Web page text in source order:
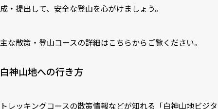
成・提出して、安全な登山を心がけましょう。
主な散策・登山コースの詳細はこちらからご覧ください。
白神山地への行き方
トレッキングコースの散策情報などが知れる「白神山地ビジタ